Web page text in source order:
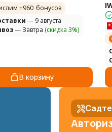
+960 бонусов
— 9 августа
— Завтра (скидка 3%)
В корзину